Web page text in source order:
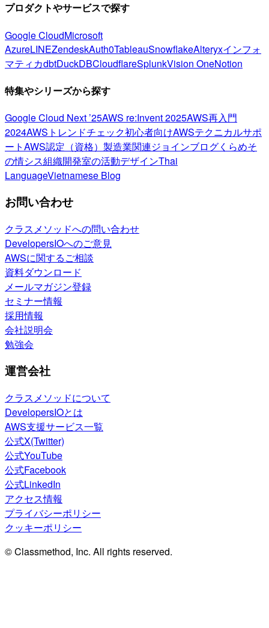
プロダクトやサービスで探す
Google CloudMicrosoft
AzureLINEZendeskAuth0TableauSnowflakeAlteryxインフォ
マティカdbtDuckDBCloudflareSplunkVision OneNotion
特集やシリーズから探す
Google Cloud Next ’25AWS re:Invent 2025AWS再入門
2024AWSトレンドチェック初心者向けAWSテクニカルサポ
ートAWS認定（資格） 製造業関連ジョインブログくらめそ
の情シス組織開発室の活動デザインThai
LanguageVietnamese Blog
お問い合わせ
クラスメソッドへの問い合わせ
DevelopersIOへのご意見
AWSに関するご相談
資料ダウンロード
メールマガジン登録
セミナー情報
採用情報
会社説明会
勉強会
運営会社
クラスメソッドについて
DevelopersIOとは
AWS支援サービス一覧
公式X(Twitter)
公式YouTube
公式Facebook
公式LinkedIn
アクセス情報
プライバシーポリシー
クッキーポリシー
© Classmethod, Inc. All rights reserved.